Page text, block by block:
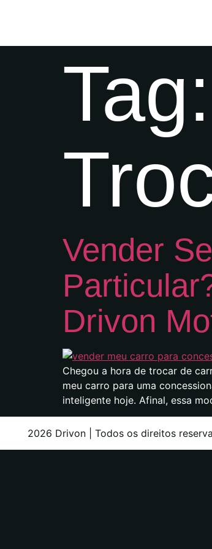
Tag:
Vender
Drivon
Chegou a hora de trocar de
meu carro para uma
inteligente hoje. Afinal, essa
2026 Drivon | Todos os direitos